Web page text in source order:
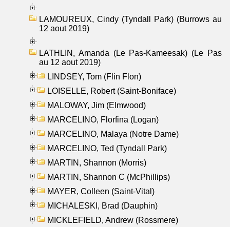
LAMOUREUX, Cindy (Tyndall Park) (Burrows au
12 aout 2019)
LATHLIN, Amanda (Le Pas-Kameesak) (Le Pas
au 12 aout 2019)
LINDSEY, Tom (Flin Flon)
LOISELLE, Robert (Saint-Boniface)
MALOWAY, Jim (Elmwood)
MARCELINO, Florfina (Logan)
MARCELINO, Malaya (Notre Dame)
MARCELINO, Ted (Tyndall Park)
MARTIN, Shannon (Morris)
MARTIN, Shannon C (McPhillips)
MAYER, Colleen (Saint-Vital)
MICHALESKI, Brad (Dauphin)
MICKLEFIELD, Andrew (Rossmere)